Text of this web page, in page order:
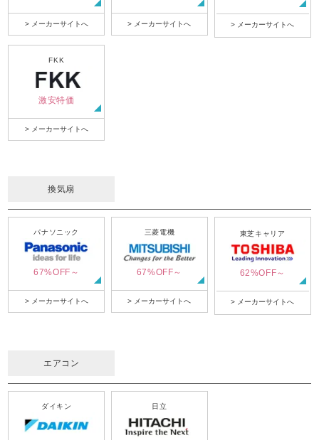
> メーカーサイトへ > メーカーサイトへ > メーカーサイトへ
FKK
激安特価
> メーカーサイトへ
換気扇
パナソニック
67%OFF～
> メーカーサイトへ
三菱電機
67%OFF～
> メーカーサイトへ
東芝キャリア
62%OFF～
> メーカーサイトへ
エアコン
ダイキン 日立